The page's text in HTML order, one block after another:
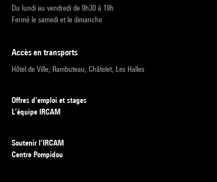
Du lundi au vendredi de 9h30 à 19h
Fermé le samedi et le dimanche
accès en transports
Hôtel de Ville, Rambuteau, Châtelet, Les Halles
Offres d’emploi et stages
L’équipe IRCAM
Soutenir l’IRCAM
Centre Pompidou